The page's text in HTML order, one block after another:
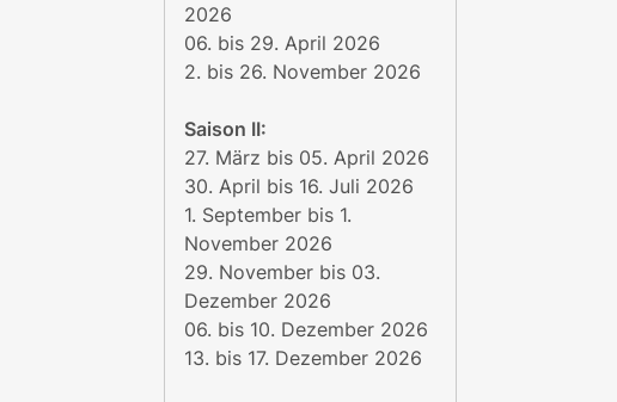
2026
06. bis 29. April 2026
2. bis 26. November 2026
Saison II:
27. März bis 05. April 2026
30. April bis 16. Juli 2026
1. September bis 1.
November 2026
29. November bis 03.
Dezember 2026
06. bis 10. Dezember 2026
13. bis 17. Dezember 2026